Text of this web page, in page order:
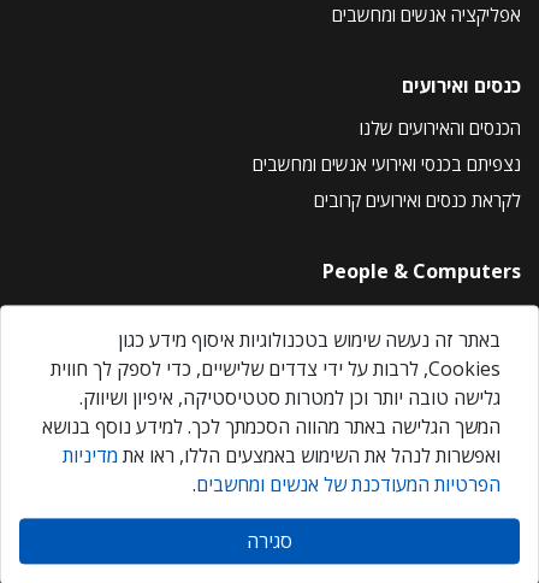
אפליקציה אנשים ומחשבים
כנסים ואירועים
הכנסים והאירועים שלנו
נצפיתם בכנסי ואירועי אנשים ומחשבים
לקראת כנסים ואירועים קרובים
People & Computers
About Us
Privacy Policy
Contact Us
Our Events
אנשים ומחשבים © 2026 – כל הזכויות שמורות
באתר זה נעשה שימוש בטכנולוגיות איסוף מידע כגון
Cookies, לרבות על ידי צדדים שלישיים, כדי לספק לך חווית
גלישה טובה יותר וכן למטרות סטטיסטיקה, איפיון ושיווק.
המשך הגלישה באתר מהווה הסכמתך לכך. למידע נוסף בנושא
ואפשרות לנהל את השימוש באמצעים הללו, ראו את מדיניות
הפרטיות המעודכנת של אנשים ומחשבים.
סגירה